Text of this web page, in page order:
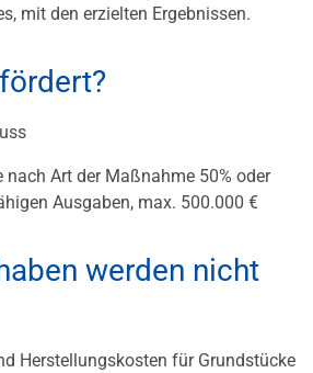
mit den erzielten Ergebnissen.
nach Art der Maßnahme 50% oder
Ausgaben, max. 500.000 €
werden nicht
Herstellungskosten für Grundstücke